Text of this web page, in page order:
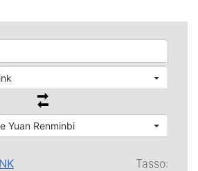
Yuan Renminbi
Tasso: